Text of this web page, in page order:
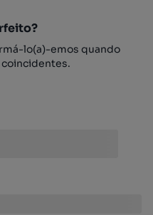
lo(a)-emos quando